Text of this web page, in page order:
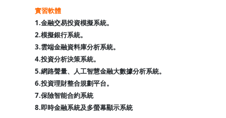
實習軟體
1.金融交易投資模擬系統。
2.模擬銀行系統。
3.雲端金融資料庫分析系統。
4.投資分析決策系統。
5.網路聲量、人工智慧金融大數據分析系統。
6.投資理財整合規劃平台。
7.保險智能合約系統
8.即時金融系統及多螢幕顯示系統